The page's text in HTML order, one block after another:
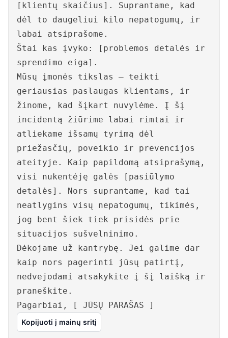
[klientų skaičius]. Suprantame, kad
dėl to daugeliui kilo nepatogumų, ir
labai atsiprašome.
Štai kas įvyko: [problemos detalės ir
sprendimo eiga].
Mūsų įmonės tikslas – teikti
geriausias paslaugas klientams, ir
žinome, kad šįkart nuvylėme. Į šį
incidentą žiūrime labai rimtai ir
atliekame išsamų tyrimą dėl
priežasčių, poveikio ir prevencijos
ateityje. Kaip papildomą atsiprašymą,
visi nukentėję galės [pasiūlymo
detalės]. Nors suprantame, kad tai
neatlygins visų nepatogumų, tikimės,
jog bent šiek tiek prisidės prie
situacijos sušvelninimo.
Dėkojame už kantrybę. Jei galime dar
kaip nors pagerinti jūsų patirtį,
nedvejodami atsakykite į šį laišką ir
praneškite.
Pagarbiai, [ JŪSŲ PARAŠAS ]
Kopijuoti į mainų sritį